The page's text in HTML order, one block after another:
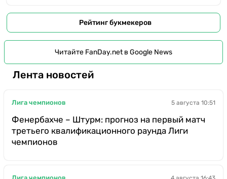
Рейтинг букмекеров
Читайте FanDay.net в Google News
Лента новостей
Лига чемпионов 5 августа 10:51
Фенербахче – Штурм: прогноз на первый матч
третьего квалификационного раунда Лиги
чемпионов